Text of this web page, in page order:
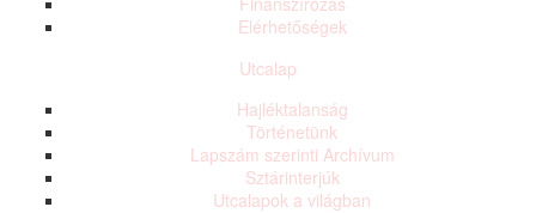
Elérhetőségek
Utcalap
Hajléktalanság
Történetünk
Lapszám szerinti Archívum
Sztárinterjúk
Utcalapok a világban